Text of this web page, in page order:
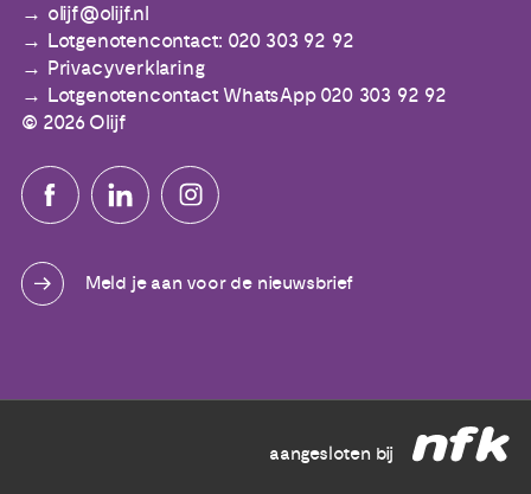
olijf@olijf.nl
Lotgenotencontact: 020 303 92 92
Privacyverklaring
Lotgenotencontact WhatsApp 020 303 92 92
© 2026 Olijf
Meld je aan voor de nieuwsbrief
aangesloten bij